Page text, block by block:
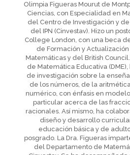
Olimpia Figueras Mourut de
Ciencias, con Especialidad en
del Centro de Investigación y
del IPN (Cinvestav). Hizo un
College London, con una beca
de Formación y
Matemáticas y del British
de Matemática Educativa
de investigación sobre la
de los números, de la
numérico, con énfasis en
particular acerca de las
racionales. Así mismo, ha
diseño y desarrollo
educación básica y de
posgrado. La Dra. Figueras
del Departamento de